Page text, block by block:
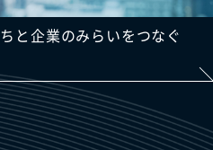
と企業のみらいをつなぐ